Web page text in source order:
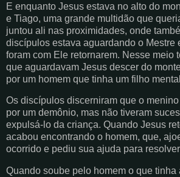
E enquanto Jesus estava no alto do
e Tiago, uma grande multidão que
juntou ali nas proximidades, onde
discípulos estava aguardando o Mestre
foram com Ele retornarem. Nesse meio
que aguardavam Jesus descer do
por um homem que tinha um filho
Os discípulos discerniram que o
por um demônio, mas não tiveram
expulsá-lo da criança. Quando Jesus
acabou encontrando o homem, que,
ocorrido e pediu sua ajuda para
Quando soube pelo homem o que tinha